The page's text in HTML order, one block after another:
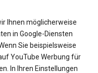
Ihnen möglicherweise
in Google-Diensten
Wenn Sie beispielsweise
YouTube Werbung für
In Ihren Einstellungen